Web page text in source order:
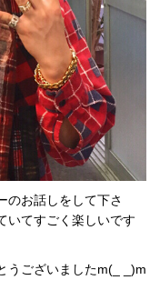
のお話しをして下さ
いてすごく楽しいです
うございましたm(_ _)m